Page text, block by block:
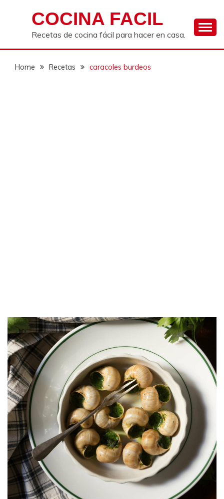
COCINA FACIL
Recetas de cocina fácil para hacer en casa.
Home Recetas caracoles burdeos